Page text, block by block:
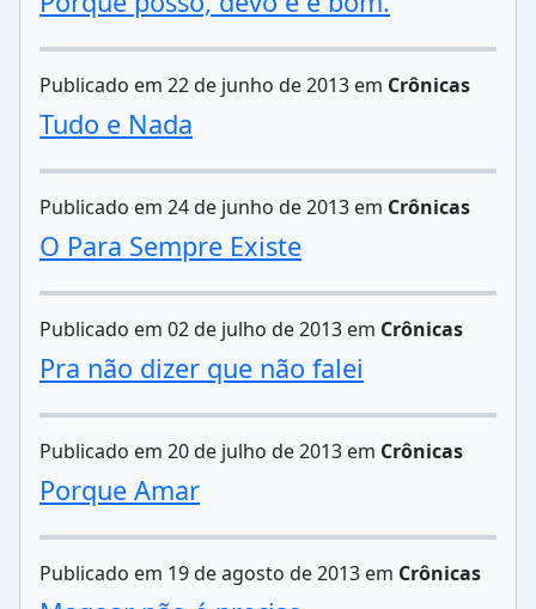
Publicado em 22 de junho de 2013 em Crônicas
Tudo e Nada
Publicado em 24 de junho de 2013 em Crônicas
O Para Sempre Existe
Publicado em 02 de julho de 2013 em Crônicas
Pra não dizer que não falei
Publicado em 20 de julho de 2013 em Crônicas
Porque Amar
Publicado em 19 de agosto de 2013 em Crônicas